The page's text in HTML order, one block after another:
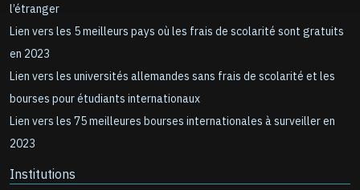
l’étranger
Lien vers les 5 meilleurs pays où les frais de scolarité sont gratuits
en 2023
Lien vers les universités allemandes sans frais de scolarité et les
bourses pour étudiants internationaux
Lien vers les 75 meilleures bourses internationales à surveiller en
2023
Institutions